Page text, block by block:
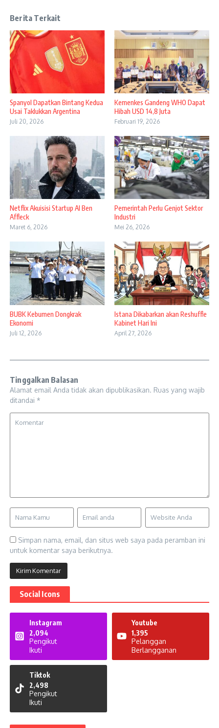
Berita Terkait
Spanyol Dapatkan Bintang Kedua
Usai Taklukkan Argentina
Juli 20, 2026
Kemenkes Gandeng WHO Dapat
Hibah USD 14,8 Juta
Februari 19, 2026
Netflix Akuisisi Startup AI Ben
Affleck
Maret 6, 2026
Pemerintah Perlu Genjot Sektor
Industri
Mei 26, 2026
BUBK Kebumen Dongkrak
Ekonomi
Juli 12, 2026
Istana Dikabarkan akan Reshuffle
Kabinet Hari Ini
April 27, 2026
Tinggalkan Balasan
Alamat email Anda tidak akan dipublikasikan. Ruas yang wajib
ditandai *
Simpan nama, email, dan situs web saya pada peramban ini
untuk komentar saya berikutnya.
Social Icons
Instagram
2,094
Pengikut
Ikuti
Youtube
1,395
Pelanggan
Berlangganan
Tiktok
2,498
Pengikut
Ikuti